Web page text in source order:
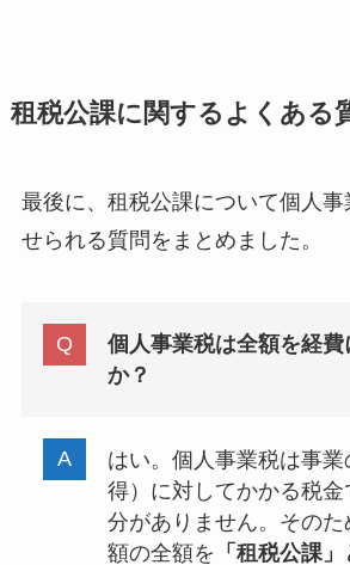
租税公課に関するよくある
最後に、租税公課について個人
せられる質問をまとめました。
個人事業税は全額を経費
か？
はい。個人事業税は事
得）に対してかかる税
分がありません。その
額の全額を 「租税公課